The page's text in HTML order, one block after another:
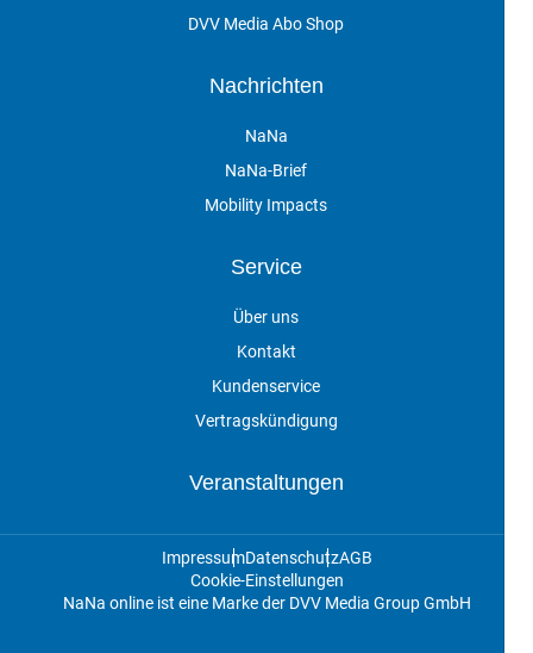
DVV Media Abo Shop
Nachrichten
NaNa
NaNa-Brief
Mobility Impacts
Service
Über uns
Kontakt
Kundenservice
Vertragskündigung
Veranstaltungen
ImpressumDatenschutzAGB
Cookie-Einstellungen
NaNa online ist eine Marke der DVV Media Group GmbH